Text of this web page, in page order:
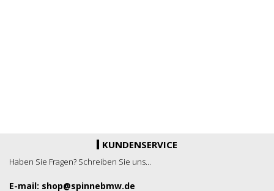
KUNDENSERVICE
Haben Sie Fragen? Schreiben Sie uns...
E-mail: shop@spinnebmw.de